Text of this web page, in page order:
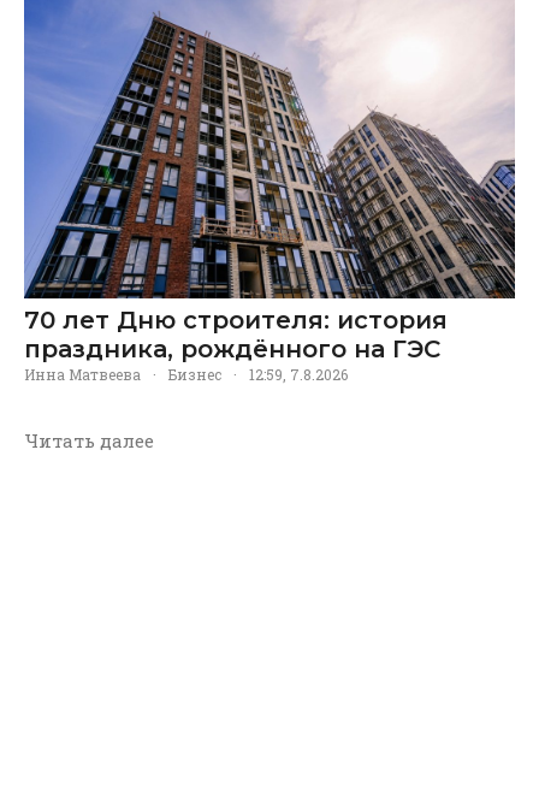
70 лет Дню строителя: история
праздника, рождённого на ГЭС
Инна Матвеева · Бизнес · 12:59, 7.8.2026
Читать далее